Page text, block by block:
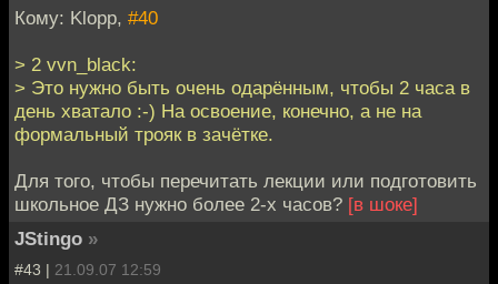
Кому: Klopp, #40
> 2 vvn_black:
> Это нужно быть очень одарённым, чтобы 2 часа в
день хватало :-) На освоение, конечно, а не на
формальный трояк в зачётке.
Для того, чтобы перечитать лекции или подготовить
школьное ДЗ нужно более 2-х часов? [в шоке]
JStingo »
#43 | 21.09.07 12:59